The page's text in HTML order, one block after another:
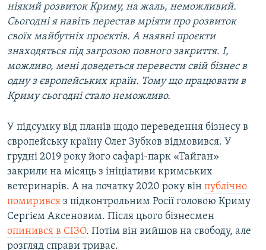
ніякий розвиток Криму, на жаль, неможливий.
Сьогодні я навіть перестав мріяти про розвиток
своїх майбутніх проєктів. А наявні проєкти
знаходяться під загрозою повного закриття. І,
можливо, мені доведеться перевести свій бізнес в
одну з європейських країн. Тому що працювати в
Криму сьогодні стало неможливо.​
У підсумку від планів щодо переведення бізнесу в
європейську країну Олег Зубков відмовився. У
грудні 2019 року його сафарі-парк «Тайган»
закрили на місяць з ініціативи кримських
ветеринарів. А на початку 2020 року він публічно
помирився з підконтрольним Росії головою Криму
Сергієм Аксеновим. Після цього бізнесмен
опинився в СІЗО. Потім він вийшов на свободу, але
розгляд справи триває.